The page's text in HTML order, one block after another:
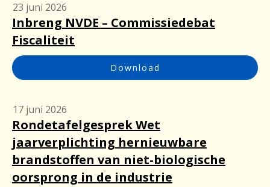
23 juni 2026
Inbreng NVDE – Commissiedebat
Fiscaliteit
Download
17 juni 2026
Rondetafelgesprek Wet
jaarverplichting hernieuwbare
brandstoffen van niet-biologische
oorsprong in de industrie